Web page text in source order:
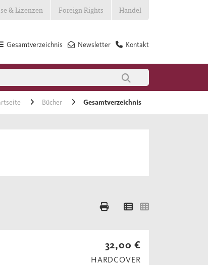
& Lizenzen Foreign Rights Handel
Kontakt
Newsletter
Gesamtverzeichnis
Bücher Gesamtverzeichnis
32,00 €
HARDCOVER